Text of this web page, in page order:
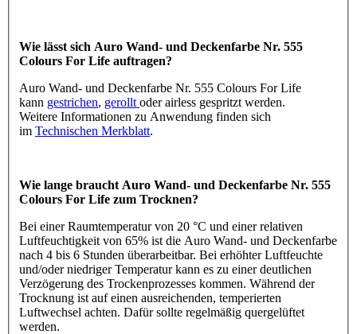
Wie lässt sich Auro Wand- und Deckenfarbe Nr. 555
Colours For Life auftragen?
Auro Wand- und Deckenfarbe Nr. 555 Colours For Life
kann gestrichen, gerollt oder airless gespritzt werden.
Weitere Informationen zu Anwendung finden sich
im Technischen Merkblatt.
Wie lange braucht Auro Wand- und Deckenfarbe Nr. 555
Colours For Life zum Trocknen?
Bei einer Raumtemperatur von 20 °C und einer relativen
Luftfeuchtigkeit von 65% ist die Auro Wand- und Deckenfarbe
nach 4 bis 6 Stunden überarbeitbar. Bei erhöhter Luftfeuchte
und/oder niedriger Temperatur kann es zu einer deutlichen
Verzögerung des Trockenprozesses kommen. Während der
Trocknung ist auf einen ausreichenden, temperierten
Luftwechsel achten. Dafür sollte regelmäßig quergelüftet
werden.